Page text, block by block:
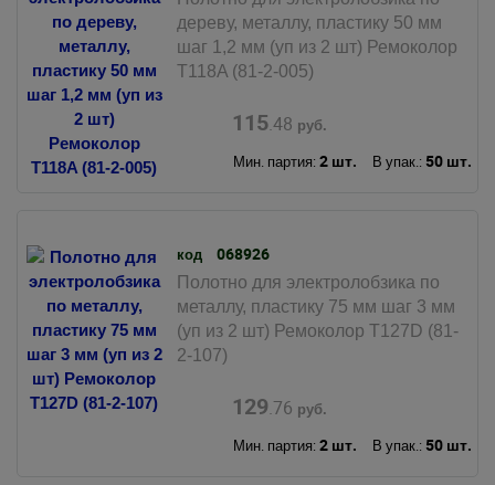
дереву, металлу, пластику 50 мм
шаг 1,2 мм (уп из 2 шт) Ремоколор
T118A (81-2-005)
115.48 руб.
Мин. партия: 2 шт. В упак.: 50 шт.
код 068926
Полотно для электролобзика по
металлу, пластику 75 мм шаг 3 мм
(уп из 2 шт) Ремоколор T127D (81-
2-107)
129.76 руб.
Мин. партия: 2 шт. В упак.: 50 шт.